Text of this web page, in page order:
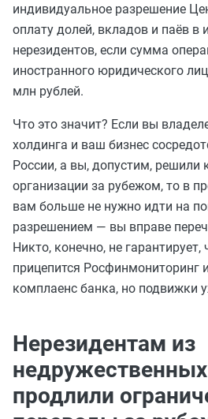
индивидуальное разрешение
оплату долей, вкладов и паёв в
нерезидентов, если сумма
иностранного юридического
млн рублей.
Что это значит? Если вы
холдинга и ваш бизнес
России, а вы, допустим, решили
организации за рубежом, то в
вам больше не нужно идти на
разрешением — вы вправе
Никто, конечно, не гарантирует,
прицепится Росфинмониторинг
комплаенс банка, но подвижки
Нерезидентам из
продлили